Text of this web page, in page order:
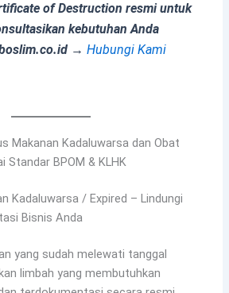
of Destruction resmi untuk
kebutuhan Anda
→ Hubungi Kami
Makanan Kadaluwarsa dan Obat
Standar BPOM & KLHK
Kadaluwarsa / Expired – Lindungi
Bisnis Anda
yang sudah melewati tanggal
limbah yang membutuhkan